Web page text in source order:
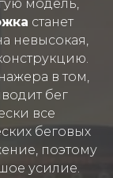
модель,
станет
невысокая,
в том,
бег
все
беговых
поэтому
усилие.